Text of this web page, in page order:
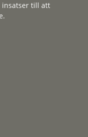
insatser till att